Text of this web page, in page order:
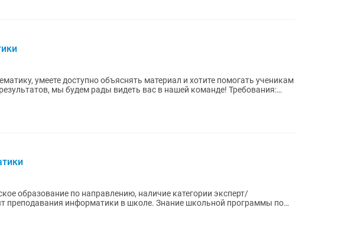
умеете доступно объяснять материал и хотите помогать ученикам
мы будем рады видеть вас в нашей команде! Требования:
образование по направлению, наличие категории эксперт/
преподавания информатики в школе. Знание школьной программы по